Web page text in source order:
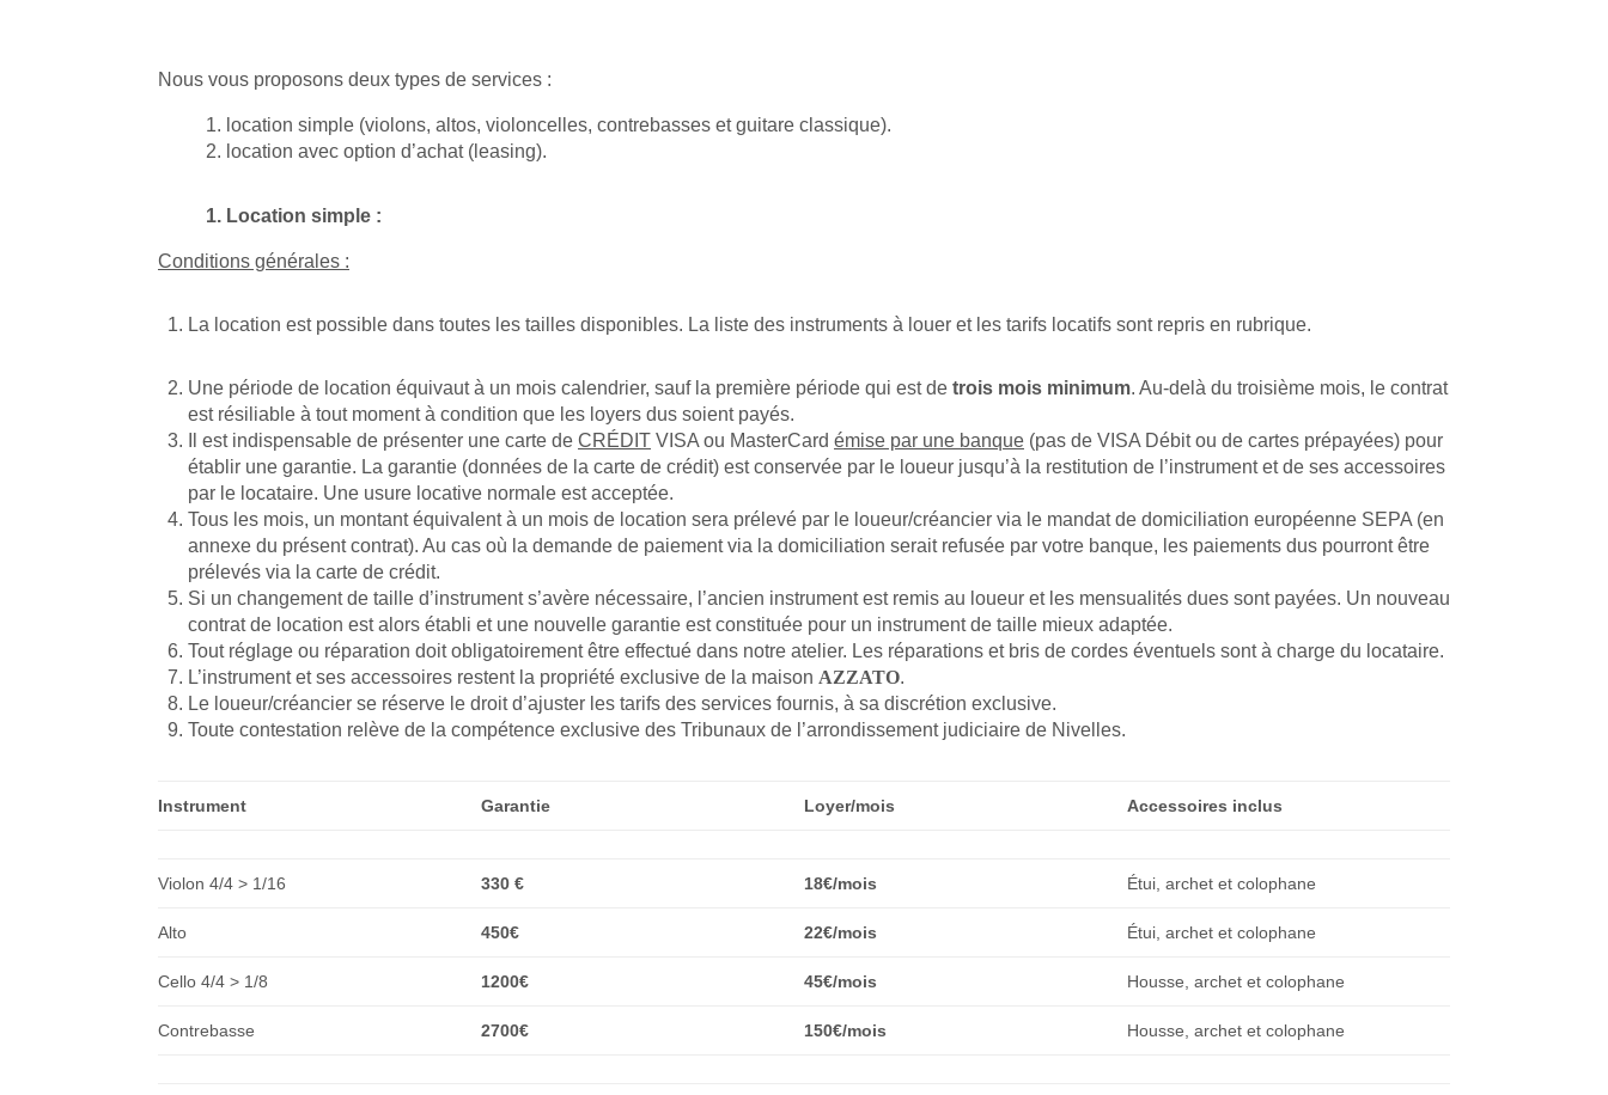
Nous vous proposons deux types de services :
1. location simple (violons, altos, violoncelles, contrebasses et guitare classique).
2. location avec option d’achat (leasing).
1. Location simple :
Conditions générales :
La location est possible dans toutes les tailles disponibles. La liste des instruments à louer et les tarifs locatifs sont repris en rubrique.
Une période de location équivaut à un mois calendrier, sauf la première période qui est de trois mois minimum. Au-delà du troisième mois, le contrat
est résiliable à tout moment à condition que les loyers dus soient payés.
Il est indispensable de présenter une carte de CRÉDIT VISA ou MasterCard émise par une banque (pas de VISA Débit ou de cartes prépayées) pour
établir une garantie. La garantie (données de la carte de crédit) est conservée par le loueur jusqu’à la restitution de l’instrument et de ses accessoires
par le locataire. Une usure locative normale est acceptée.
Tous les mois, un montant équivalent à un mois de location sera prélevé par le loueur/créancier via le mandat de domiciliation européenne SEPA (en
annexe du présent contrat). Au cas où la demande de paiement via la domiciliation serait refusée par votre banque, les paiements dus pourront être
prélevés via la carte de crédit.
Si un changement de taille d’instrument s’avère nécessaire, l’ancien instrument est remis au loueur et les mensualités dues sont payées. Un nouveau
contrat de location est alors établi et une nouvelle garantie est constituée pour un instrument de taille mieux adaptée.
Tout réglage ou réparation doit obligatoirement être effectué dans notre atelier. Les réparations et bris de cordes éventuels sont à charge du locataire.
L’instrument et ses accessoires restent la propriété exclusive de la maison AZZATO.
Le loueur/créancier se réserve le droit d’ajuster les tarifs des services fournis, à sa discrétion exclusive.
Toute contestation relève de la compétence exclusive des Tribunaux de l’arrondissement judiciaire de Nivelles.
Instrument Garantie Loyer/mois Accessoires inclus
Violon 4/4 > 1/16 330 € 18€/mois Étui, archet et colophane
Alto 450€ 22€/mois Étui, archet et colophane
Cello 4/4 > 1/8 1200€ 45€/mois Housse, archet et colophane
Contrebasse 2700€ 150€/mois Housse, archet et colophane